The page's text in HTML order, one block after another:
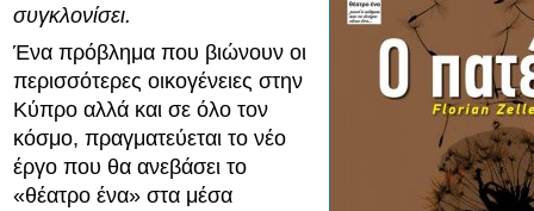
συγκλονίσει.
Ένα πρόβλημα που βιώνουν οι
περισσότερες οικογένειες στην
Κύπρο αλλά και σε όλο τον
κόσμο, πραγματεύεται το νέο
έργο που θα ανεβάσει το
«θέατρο ένα» στα μέσα